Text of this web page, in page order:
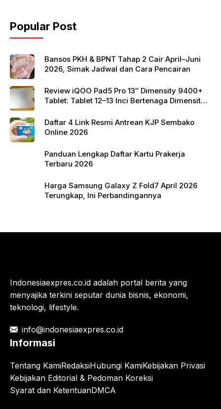
o
o
k
p
p
Popular Post
Bansos PKH & BPNT Tahap 2 Cair April–Juni
2026, Simak Jadwal dan Cara Pencairan
Review iQOO Pad5 Pro 13″ Dimensity 9400+
Tablet: Tablet 12–13 Inci Bertenaga Dimensity
Daftar 4 Link Resmi Antrean KJP Sembako
Online 2026
Panduan Lengkap Daftar Kartu Prakerja
Terbaru 2026
Harga Samsung Galaxy Z Fold7 April 2026
Terungkap, Ini Perbandingannya
Indonesiaexpres.co.id adalah portal berita yang
menyajika terkini seputar dunia bisnis, ekonomi,
teknologi, lifestyle.
info@indonesiaexpres.co.id
Informasi
Tentang KamiRedaksiHubungi KamiKebijakan Privasi
Kebijakan Editorial & Pedoman Koreksi
Syarat dan KetentuanDMCA